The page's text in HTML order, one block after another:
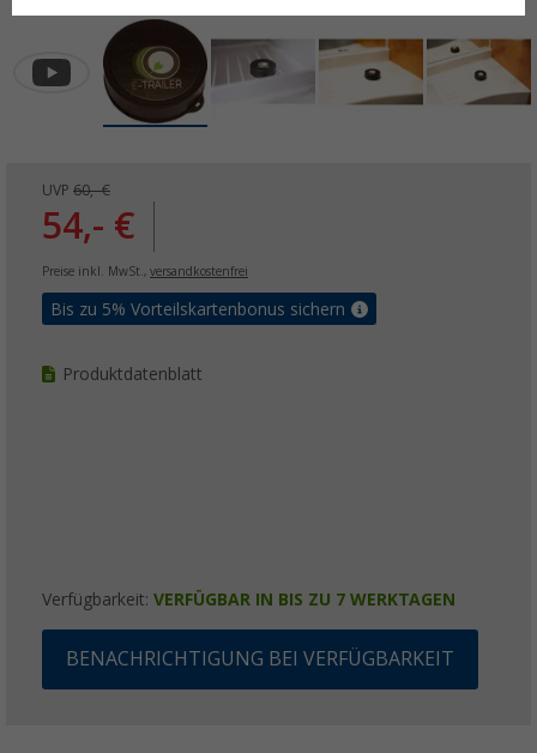
UVP 60,- €
54,- €
Preise inkl. MwSt., versandkostenfrei
Bis zu 5% Vorteilskartenbonus sichern
Produktdatenblatt
Verfügbarkeit: VERFÜGBAR IN BIS ZU 7 WERKTAGEN
BENACHRICHTIGUNG BEI VERFÜGBARKEIT